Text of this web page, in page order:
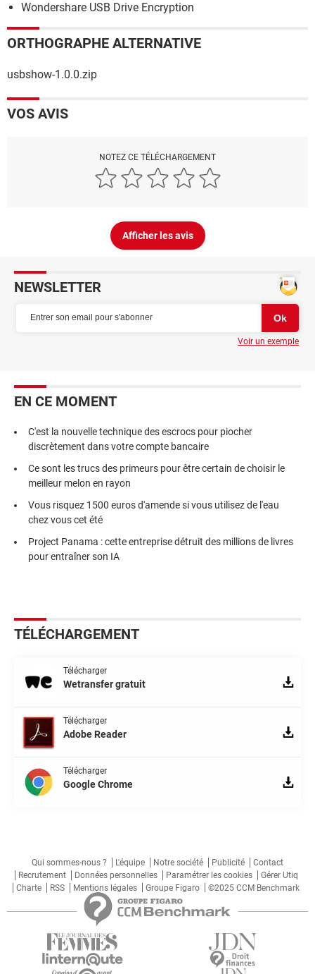
Wondershare USB Drive Encryption
ORTHOGRAPHE ALTERNATIVE
usbshow-1.0.0.zip
VOS AVIS
NOTEZ CE TÉLÉCHARGEMENT
Afficher les avis
NEWSLETTER
Voir un exemple
EN CE MOMENT
C'est la nouvelle technique des escrocs pour piocher
discrètement dans votre compte bancaire
Ce sont les trucs des primeurs pour être certain de choisir le
meilleur melon en rayon
Vous risquez 1500 euros d'amende si vous utilisez de l'eau
chez vous cet été
Project Panama : cette entreprise détruit des millions de livres
pour entraîner son IA
TÉLÉCHARGEMENT
Télécharger
Wetransfer gratuit
Télécharger
Adobe Reader
Télécharger
Google Chrome
Qui sommes-nous ? L'équipe Notre société Publicité
Contact
Recrutement
Données personnelles Paramétrer les cookies
Gérer Utiq
Charte
RSS Mentions légales Groupe Figaro ©2025 CCM Benchmark